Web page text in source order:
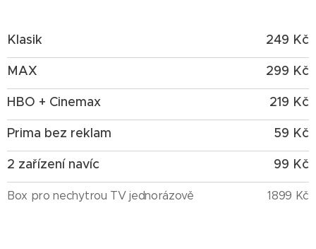
Klasik
249 Kč
MAX
299 Kč
HBO + Cinemax
219 Kč
Prima bez reklam
59 Kč
2 zařízení navíc
99 Kč
Box pro nechytrou TV jednorázově 1899 Kč